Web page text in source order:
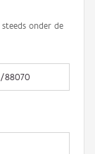
onder de